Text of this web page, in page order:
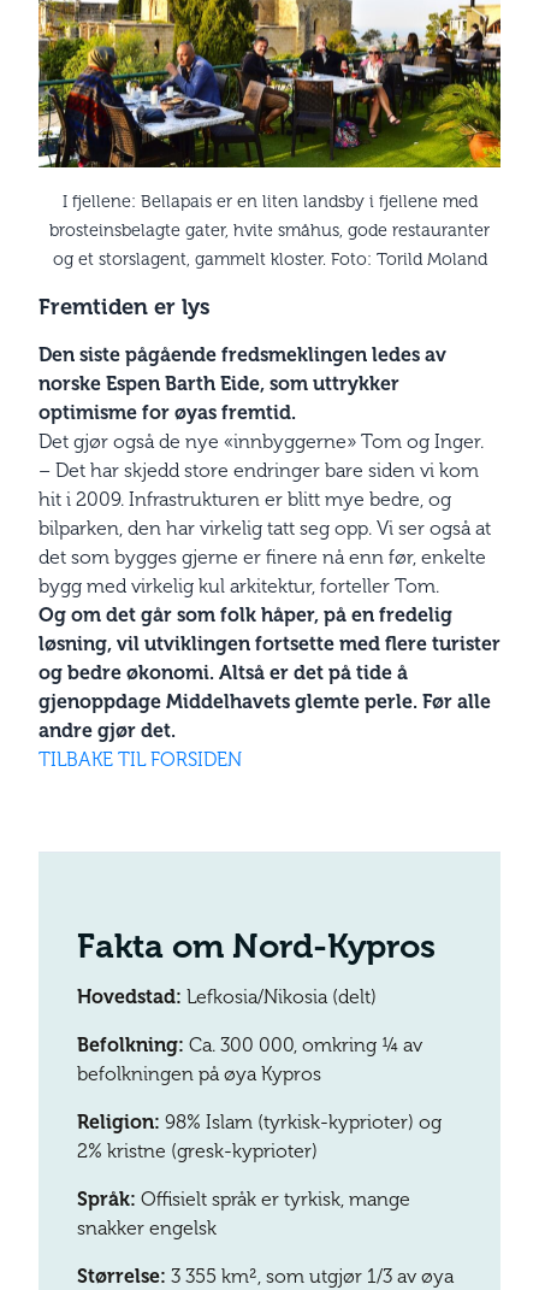
I fjellene: Bellapais er en liten landsby i fjellene med
brosteinsbelagte gater, hvite småhus, gode restauranter
og et storslagent, gammelt kloster. Foto: Torild Moland
Fremtiden er lys
Den siste pågående fredsmeklingen ledes av
norske Espen Barth Eide, som uttrykker
optimisme for øyas fremtid.
Det gjør også de nye «innbyggerne» Tom og Inger.
– Det har skjedd store endringer bare siden vi kom
hit i 2009. Infrastrukturen er blitt mye bedre, og
bilparken, den har virkelig tatt seg opp. Vi ser også at
det som bygges gjerne er finere nå enn før, enkelte
bygg med virkelig kul arkitektur, forteller Tom.
Og om det går som folk håper, på en fredelig
løsning, vil utviklingen fortsette med flere turister
og bedre økonomi. Altså er det på tide å
gjenoppdage Middelhavets glemte perle. Før alle
andre gjør det.
TILBAKE TIL FORSIDEN
Fakta om Nord-Kypros
Hovedstad: Lefkosia/Nikosia (delt)
Befolkning: Ca. 300 000, omkring ¼ av
befolkningen på øya Kypros
Religion: 98% Islam (tyrkisk-kyprioter) og
2% kristne (gresk-kyprioter)
Språk: Offisielt språk er tyrkisk, mange
snakker engelsk
Størrelse: 3 355 km², som utgjør 1/3 av øya